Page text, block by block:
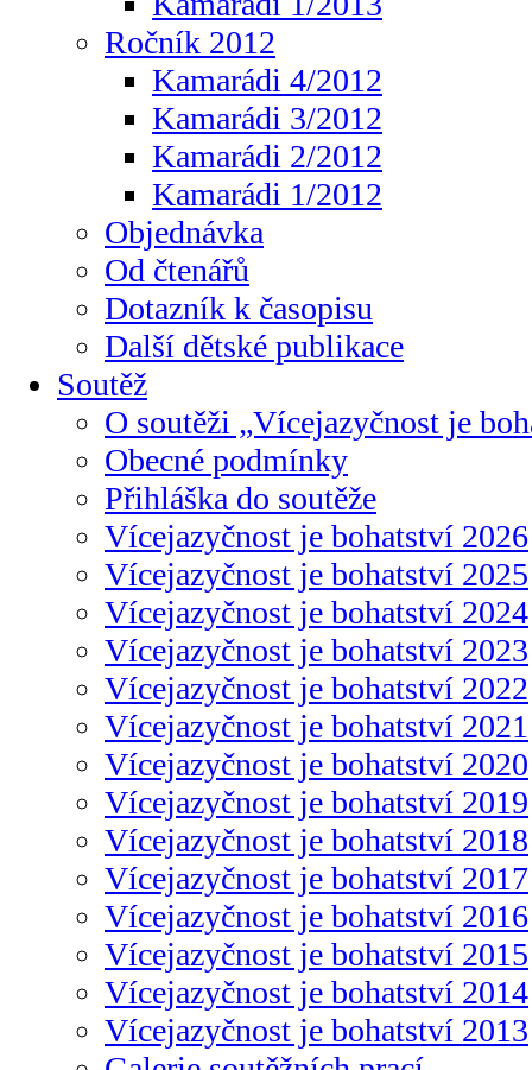
Ročník 2012
Kamarádi 4/2012
Kamarádi 3/2012
Kamarádi 2/2012
Kamarádi 1/2012
Objednávka
Od čtenářů
Dotazník k časopisu
Další dětské publikace
Soutěž
O soutěži „Vícejazyčnost je
Obecné podmínky
Přihláška do soutěže
Vícejazyčnost je bohatství 2026
Vícejazyčnost je bohatství 2025
Vícejazyčnost je bohatství 2024
Vícejazyčnost je bohatství 2023
Vícejazyčnost je bohatství 2022
Vícejazyčnost je bohatství 2021
Vícejazyčnost je bohatství 2020
Vícejazyčnost je bohatství 2019
Vícejazyčnost je bohatství 2018
Vícejazyčnost je bohatství 2017
Vícejazyčnost je bohatství 2016
Vícejazyčnost je bohatství 2015
Vícejazyčnost je bohatství 2014
Vícejazyčnost je bohatství 2013